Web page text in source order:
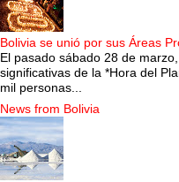
Bolivia se unió por sus Áreas
El pasado sábado 28 de
significativas de la *Hora del
mil personas...
News from Bolivia